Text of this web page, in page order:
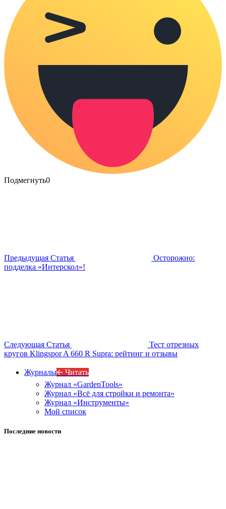
Подмегнуть0
Предыдущая Статья
Осторожно:
подделка «Интерскол»!
Следующая Статья
Тест отрезных
кругов Klingspor A 660 R Supra: рейтинг и отзывы
Журналы🡨 Читать
Журнал «GardenTools»
Журнал «Всё для стройки и ремонта»
Журнал «Инструменты»
Мой список
Последние новости